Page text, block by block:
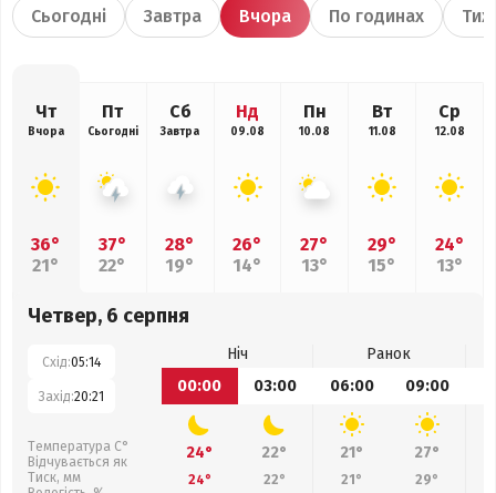
Сьогодні Завтра Вчора По годинах
Чт
Вчора
36°
21°
Пт
Сьогодні
37°
22°
Сб
Завтра
28°
19°
Нд
09.08
26°
14°
Пн
10.08
27°
13°
Вт
11.08
29°
15°
Ср
12.08
24°
13°
Четвер, 6 серпня
Схід:05:14
Захід:20:21
Температура С°
Відчувається як
Тиск, мм
Ніч
Ранок
00:00
03:00 06:00 09:00
24° 22° 21° 27°
24° 22° 21° 29°